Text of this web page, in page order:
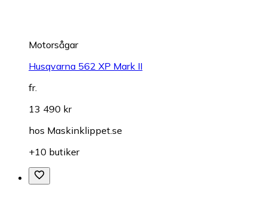
Motorsågar
Husqvarna 562 XP Mark II
fr.
13 490 kr
hos Maskinklippet.se
+10 butiker